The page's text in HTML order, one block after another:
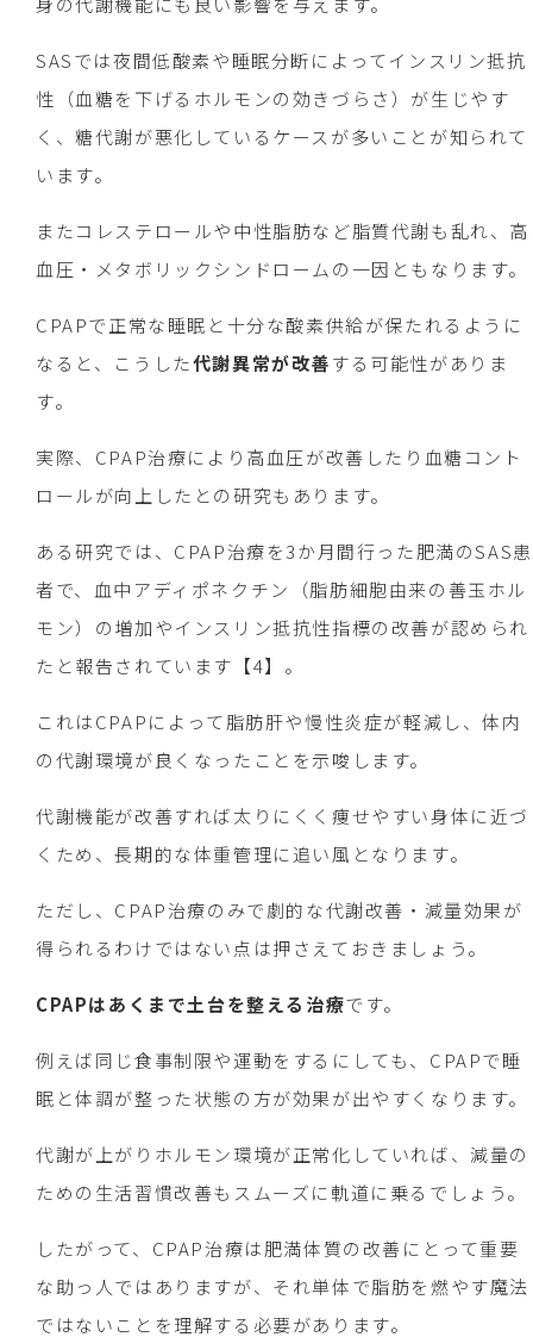
SASでは夜間低酸素や睡眠分断によってインスリン抵抗
性（血糖を下げるホルモンの効きづらさ）が生じやす
く、糖代謝が悪化しているケースが多いことが知られて
います。
またコレステロールや中性脂肪など脂質代謝も乱れ、高
血圧・メタボリックシンドロームの一因ともなります。
CPAPで正常な睡眠と十分な酸素供給が保たれるように
なると、こうした代謝異常が改善する可能性がありま
す。
実際、CPAP治療により高血圧が改善したり血糖コント
ロールが向上したとの研究もあります。
ある研究では、CPAP治療を3か月間行った肥満のSAS患
者で、血中アディポネクチン（脂肪細胞由来の善玉ホル
モン）の増加やインスリン抵抗性指標の改善が認められ
たと報告されています【4】。
これはCPAPによって脂肪肝や慢性炎症が軽減し、体内
の代謝環境が良くなったことを示唆します。
代謝機能が改善すれば太りにくく痩せやすい身体に近づ
くため、長期的な体重管理に追い風となります。
ただし、CPAP治療のみで劇的な代謝改善・減量効果が
得られるわけではない点は押さえておきましょう。
CPAPはあくまで土台を整える治療です。
例えば同じ食事制限や運動をするにしても、CPAPで睡
眠と体調が整った状態の方が効果が出やすくなります。
代謝が上がりホルモン環境が正常化していれば、減量の
ための生活習慣改善もスムーズに軌道に乗るでしょう。
したがって、CPAP治療は肥満体質の改善にとって重要
な助っ人ではありますが、それ単体で脂肪を燃やす魔法
ではないことを理解する必要があります。